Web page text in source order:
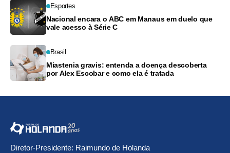
Esportes
Nacional encara o ABC em Manaus em duelo que
vale acesso à Série C
Brasil
Miastenia gravis: entenda a doença descoberta
por Alex Escobar e como ela é tratada
Diretor-Presidente: Raimundo de Holanda